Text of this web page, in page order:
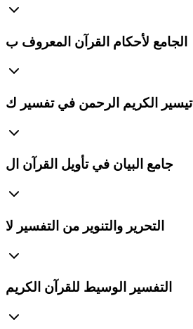
الجامع لأحكام القرآن المعروف ب
تيسير الكريم الرحمن في تفسير ك
جامع البيان في تأويل القرآن ال
التحرير والتنوير من التفسير لا
التفسير الوسيط للقرآن الكريم